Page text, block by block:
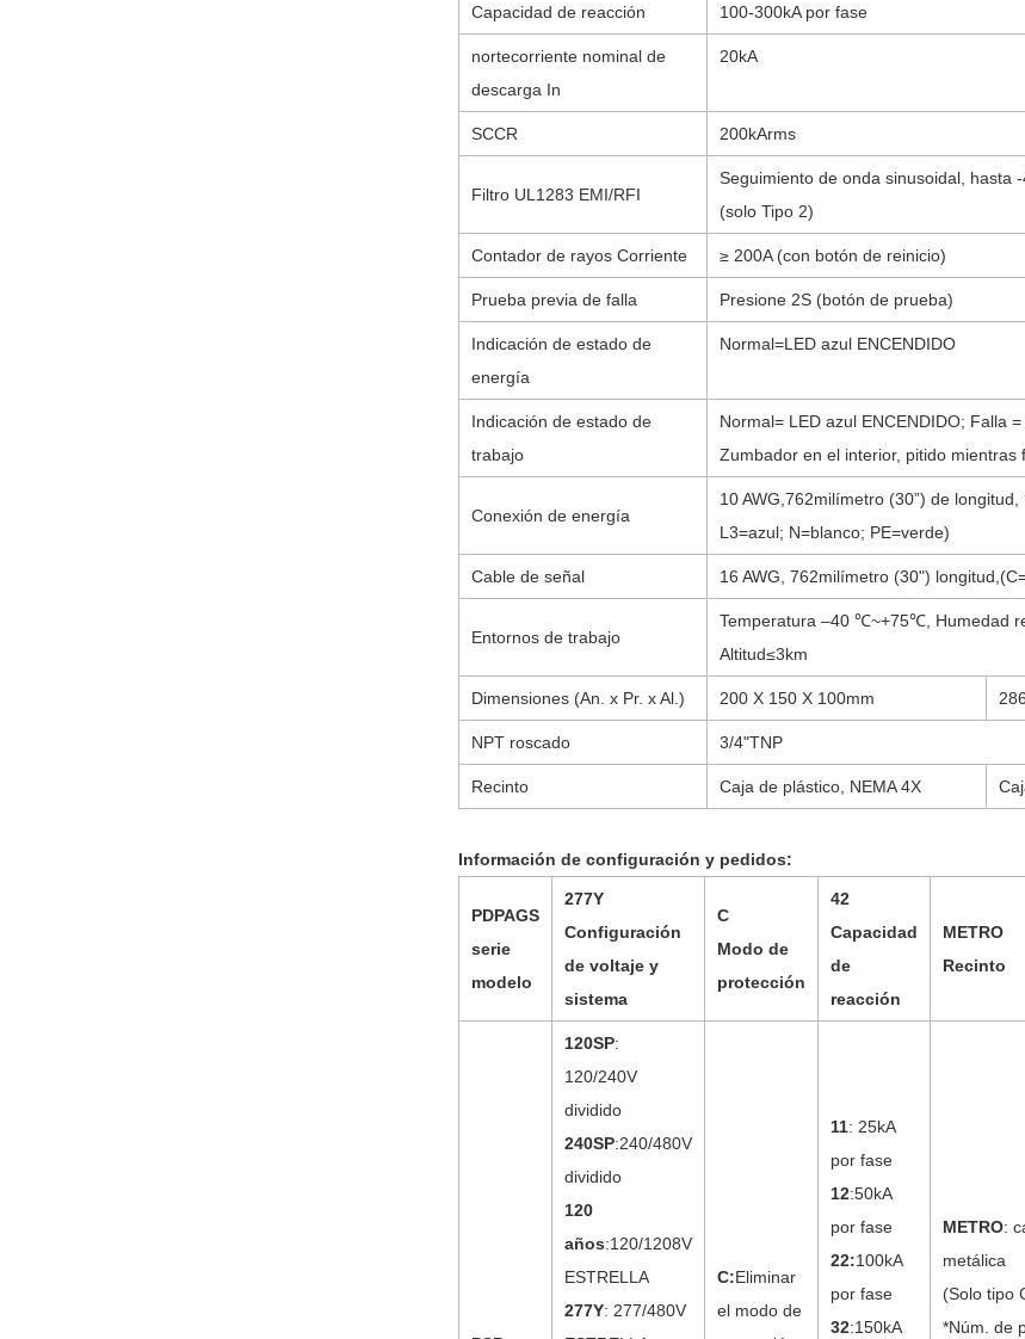
Capacidad de reacción 100-300kA por fase
nortecorriente nominal de
descarga In
20kA
SCCR 200kArms
Filtro UL1283 EMI/RFI
Seguimiento de onda sinusoidal, hasta
(solo Tipo 2)
Contador de rayos Corriente ≥ 200A (con botón de reinicio)
Prueba previa de falla Presione 2S (botón de prueba)
Indicación de estado de
energía
Normal=LED azul ENCENDIDO
Indicación de estado de
trabajo
Normal= LED azul ENCENDIDO; Falla
Zumbador en el interior, pitido mientras
Conexión de energía
10 AWG,762milímetro (30”) de
L3=azul; N=blanco; PE=verde)
Cable de señal 16 AWG, 762milímetro (30") longitud,(
Entornos de trabajo
Temperatura –40 ℃~+75℃, Humedad
Altitud≤3km
Dimensiones (An. x Pr. x Al.) 200 X 150 X 100mm 286
NPT roscado 3/4"TNP
Recinto Caja de plástico, NEMA 4X
Información de configuración y pedidos:
PDPAGS
serie
modelo
277Y
Configuración
de voltaje y
sistema
C
Modo de
protección
42
Capacidad
de
reacción
METRO
Recinto
120SP:
120/240V
dividido
240SP:240/480V
dividido
120
años:120/1208V
ESTRELLA
277Y: 277/480V
C:Eliminar
el modo de
11: 25kA
por fase
12:50kA
por fase
22:100kA
por fase
32:150kA
METRO:
metálica
(Solo tipo
*Núm. de